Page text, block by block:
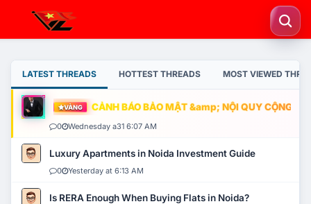
LATEST THREADS HOTTEST THREADS MOST VIEWED
VÀNG CẢNH BÁO BẢO MẬT &amp; NỘI QUY CỘNG
0 Wednesday a31 6:07 AM
Luxury Apartments in Noida Investment Guide
0 Yesterday at 6:13 AM
Is RERA Enough When Buying Flats in Noida?